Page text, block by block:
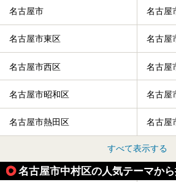
名古屋市 名古屋
名古屋市東区 名古屋
名古屋市西区 名古屋
名古屋市昭和区 名古屋
名古屋市熱田区 名古屋
すべて表示する
名古屋市中村区の人気テーマか